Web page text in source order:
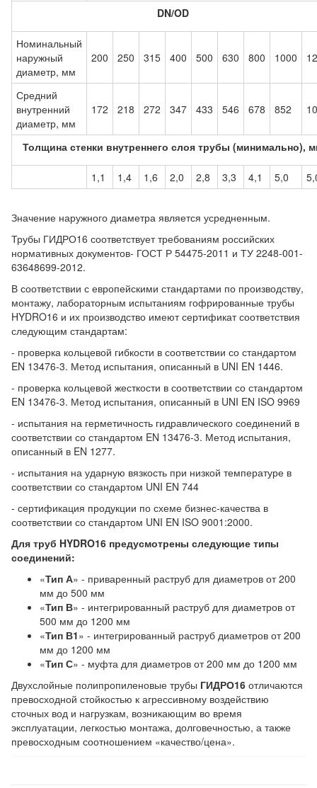
DN/OD
Номинальный
наружный
диаметр, мм
200 250 315 400 500 630 800 1000
Средний
внутренний
диаметр, мм
172 218 272 347 433 546 678 852
Толщина стенки внутреннего слоя трубы (минимально),
1,1 1,4 1,6 2,0 2,8 3,3 4,1 5,0
Значение наружного диаметра является усредненным.
Трубы ГИДРО16 соответствует требованиям российских
нормативных документов- ГОСТ Р 54475-2011 и ТУ 2248-001-
63648699-2012.
В соответствии с европейскими стандартами по производству,
монтажу, лабораторным испытаниям гофрированные трубы
HYDRO16 и их производство имеют сертификат соответствия
следующим стандартам:
- проверка кольцевой гибкости в соответствии со стандартом
EN 13476-3. Метод испытания, описанный в UNI EN 1446.
- проверка кольцевой жесткости в соответствии со стандартом
EN 13476-3. Метод испытания, описанный в UNI EN ISO 9969
- испытания на герметичность гидравлического соединений в
соответствии со стандартом EN 13476-3. Метод испытания,
описанный в EN 1277.
- испытания на ударную вязкость при низкой температуре в
соответствии со стандартом UNI EN 744
- сертификация продукции по схеме бизнес-качества в
соответствии со стандартом UNI EN ISO 9001:2000.
Для труб HYDRO16 предусмотрены следующие типы
соединений:
«Тип А» - приваренный раструб для диаметров от 200
мм до 500 мм
«Тип В» - интегрированный раструб для диаметров от
500 мм до 1200 мм
«Тип В1» - интегрированный раструб диаметров от 200
мм до 1200 мм
«Тип С» - муфта для диаметров от 200 мм до 1200 мм
Двухслойные полипропиленовые трубы ГИДРО16 отличаются
превосходной стойкостью к агрессивному воздействию
сточных вод и нагрузкам, возникающим во время
эксплуатации, легкостью монтажа, долговечностью, а также
превосходным соотношением «качество/цена».